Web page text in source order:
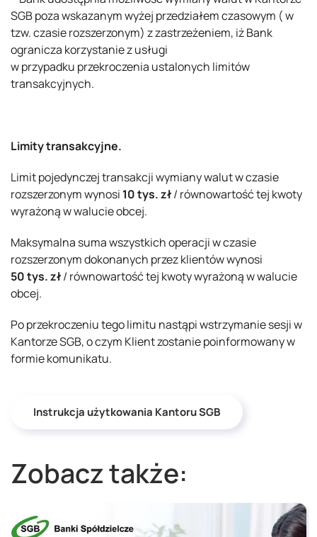
SGB poza wskazanym wyżej przedziałem czasowym ( w
tzw. czasie rozszerzonym) z zastrzeżeniem, iż Bank
ogranicza korzystanie z usługi
w przypadku przekroczenia ustalonych limitów
transakcyjnych.
Limity transakcyjne.
Limit pojedynczej transakcji wymiany walut w czasie
rozszerzonym wynosi 10 tys. zł/ równowartość tej kwoty
wyrażoną w walucie obcej.
Maksymalna suma wszystkich operacji w czasie
rozszerzonym dokonanych przez klientów wynosi
50 tys. zł/ równowartość tej kwoty wyrażoną w walucie
obcej.
Po przekroczeniu tego limitu nastąpi wstrzymanie sesji w
Kantorze SGB, o czym Klient zostanie poinformowany w
formie komunikatu.
Instrukcja użytkowania Kantoru SGB
Zobacz także: